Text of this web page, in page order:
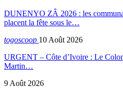
DUNENYO ZÂ 2026 : les
placent la fête sous le…
togoscoop 10 Août 2026
URGENT – Côte d’Ivoire : Le
Martin…
9 Août 2026